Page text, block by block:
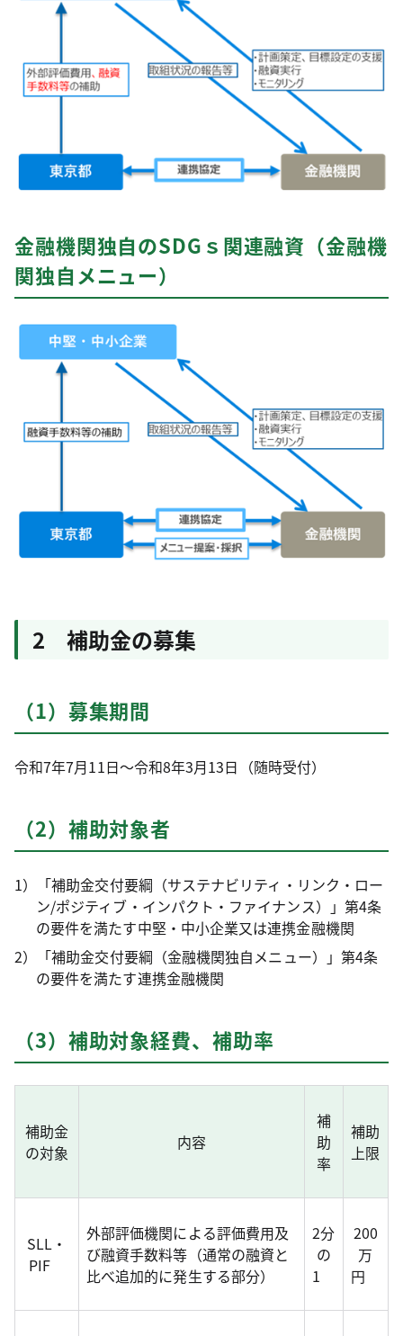
金融機関独自のSDGｓ関連融資（金融機
関独自メニュー）
2 補助金の募集
（1）募集期間
令和7年7月11日～令和8年3月13日（随時受付）
（2）補助対象者
1）「補助金交付要綱（サステナビリティ・リンク・ロー
ン/ポジティブ・インパクト・ファイナンス）」第4条
の要件を満たす中堅・中小企業又は連携金融機関
2）「補助金交付要綱（金融機関独自メニュー）」第4条
の要件を満たす連携金融機関
（3）補助対象経費、補助率
補助金
の対象
内容
補
助
率
補助
上限
SLL・
PIF
外部評価機関による評価費用及
び融資手数料等（通常の融資と
比べ追加的に発生する部分）
2分
の
1
200
万
円